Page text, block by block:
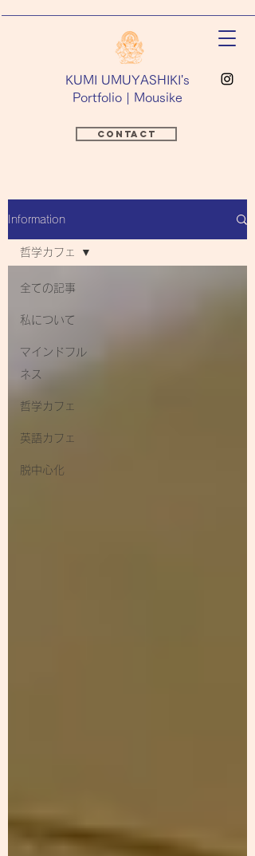
​KUMI UMUYASHIKI's
Portfolio | Mousike
Contact
Information
全ての記事
私について
マインドフル
ネス
哲学カフェ
英語カフェ
脱中心化
哲学カフェ